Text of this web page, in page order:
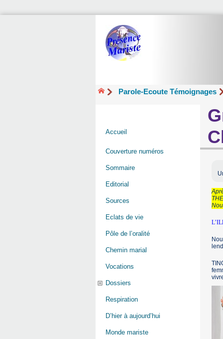
Parole-Ecoute Témoignages
Accueil
Couverture numéros
Sommaire
Editorial
Sources
Eclats de vie
Pôle de l’oralité
Chemin marial
Vocations
Dossiers
Respiration
D’hier à aujourd’hui
Monde mariste